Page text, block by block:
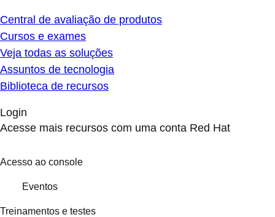
Central de avaliação de produtos
Cursos e exames
Veja todas as soluções
Assuntos de tecnologia
Biblioteca de recursos
Login
Acesse mais recursos com uma conta Red Hat
Acesso ao console
Eventos
Treinamentos e testes